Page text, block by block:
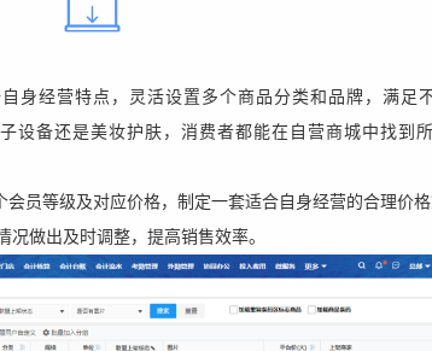
身经营特点，灵活设置多个商品分类和品牌，满足
设备还是美妆护肤，消费者都能在自营商城中找到
会员等级及对应价格，制定一套适合自身经营的合理价
做出及时调整，提高销售效率。